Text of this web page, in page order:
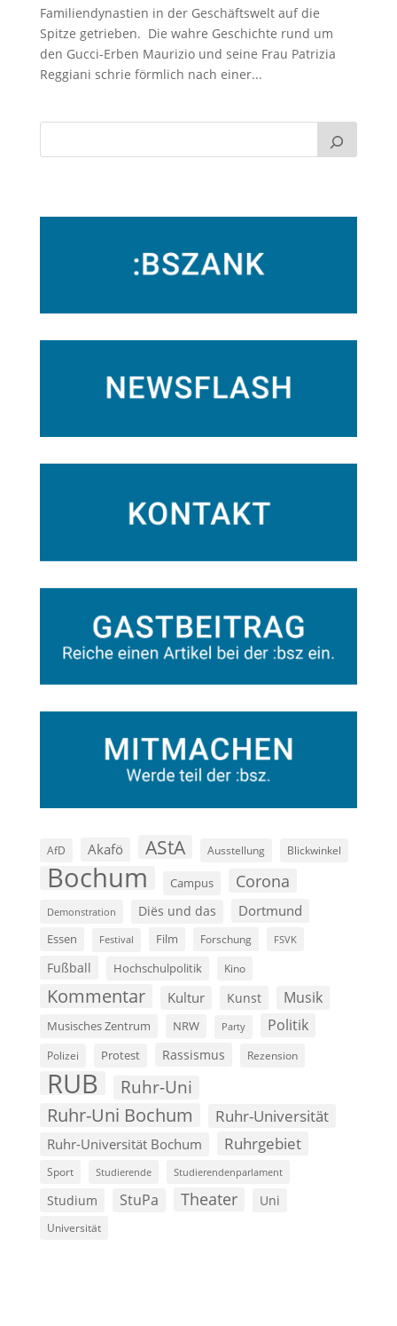
Familiendynastien in der Geschäftswelt auf die
Spitze getrieben. Die wahre Geschichte rund um
den Gucci-Erben Maurizio und seine Frau Patrizia
Reggiani schrie förmlich nach einer...
AfD Akafö AStA Ausstellung Blickwinkel
Bochum Campus Corona
Demonstration Diës und das Dortmund
Essen Festival Film Forschung FSVK
Fußball Hochschulpolitik Kino
Kommentar Kultur Kunst Musik
Musisches Zentrum NRW Party Politik
Polizei Protest Rassismus Rezension
RUB Ruhr-Uni
Ruhr-Uni Bochum Ruhr-Universität
Ruhr-Universität Bochum Ruhrgebiet
Sport Studierende Studierendenparlament
Studium StuPa Theater Uni
Universität